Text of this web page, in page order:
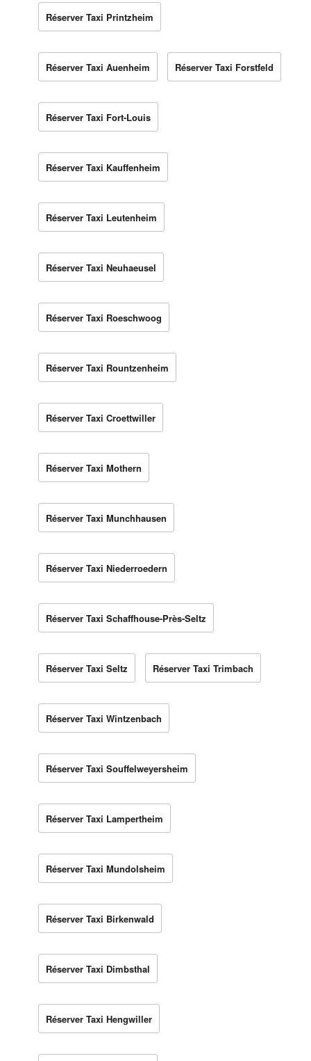
Réserver Taxi Printzheim
Réserver Taxi Auenheim Réserver Taxi Forstfeld
Réserver Taxi Fort-Louis
Réserver Taxi Kauffenheim
Réserver Taxi Leutenheim
Réserver Taxi Neuhaeusel
Réserver Taxi Roeschwoog
Réserver Taxi Rountzenheim
Réserver Taxi Croettwiller
Réserver Taxi Mothern
Réserver Taxi Munchhausen
Réserver Taxi Niederroedern
Réserver Taxi Schaffhouse-Près-Seltz
Réserver Taxi Seltz Réserver Taxi Trimbach
Réserver Taxi Wintzenbach
Réserver Taxi Souffelweyersheim
Réserver Taxi Lampertheim
Réserver Taxi Mundolsheim
Réserver Taxi Birkenwald
Réserver Taxi Dimbsthal
Réserver Taxi Hengwiller